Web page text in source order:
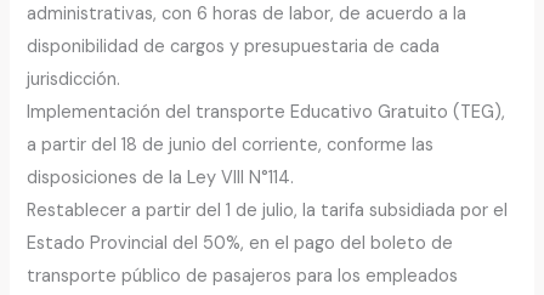
administrativas, con 6 horas de labor, de acuerdo a la
disponibilidad de cargos y presupuestaria de cada
jurisdicción.
Implementación del transporte Educativo Gratuito (TEG),
a partir del 18 de junio del corriente, conforme las
disposiciones de la Ley VIII N°114.
Restablecer a partir del 1 de julio, la tarifa subsidiada por el
Estado Provincial del 50%, en el pago del boleto de
transporte público de pasajeros para los empleados